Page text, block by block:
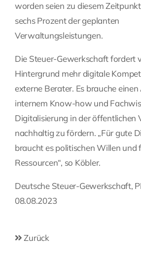
worden seien zu diesem
sechs Prozent der geplanten
Verwaltungsleistungen.
Die Steuer-Gewerkschaft fordert
Hintergrund mehr digitale
externe Berater. Es brauche
internem Know-how und
Digitalisierung in der öffentlichen
nachhaltig zu fördern. „Für gute
braucht es politischen Willen und
Ressourcen“, so Köbler.
Deutsche Steuer-Gewerkschaft,
08.08.2023
Zurück